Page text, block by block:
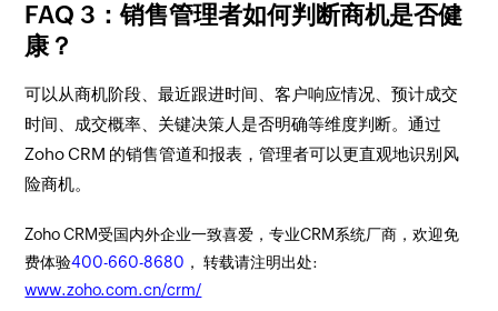
FAQ 3：销售管理者如何判断商机是否健
康？
可以从商机阶段、最近跟进时间、客户响应情况、预计成交
时间、成交概率、关键决策人是否明确等维度判断。通过
Zoho CRM 的销售管道和报表，管理者可以更直观地识别风
险商机。
Zoho CRM受国内外企业一致喜爱，专业CRM系统厂商，欢迎免
费体验400-660-8680 ， 转载请注明出处:
www.zoho.com.cn/crm/